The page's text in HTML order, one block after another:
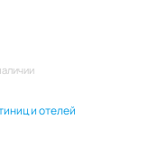
и отелей